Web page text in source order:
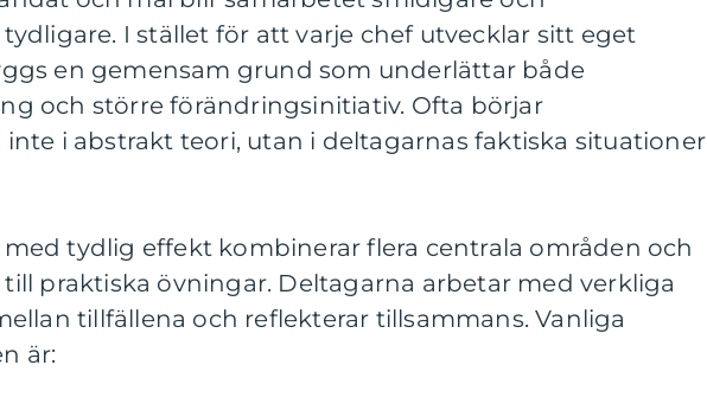
I stället för att varje chef utvecklar sitt eget
en gemensam grund som underlättar både
och större förändringsinitiativ. Ofta börjar
i abstrakt teori, utan i deltagarnas faktiska situationer
tydlig effekt kombinerar flera centrala områden och
praktiska övningar. Deltagarna arbetar med verkliga
tillfällena och reflekterar tillsammans. Vanliga
är: